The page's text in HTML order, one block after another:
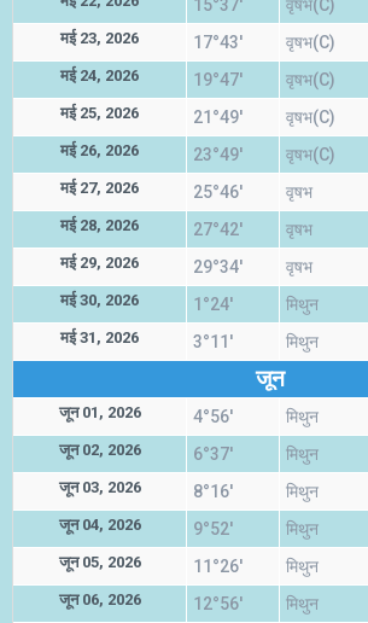
15°37' वृषभ(C)
मई 23, 2026 17°43' वृषभ(C)
मई 24, 2026 19°47' वृषभ(C)
मई 25, 2026 21°49' वृषभ(C)
मई 26, 2026 23°49' वृषभ(C)
मई 27, 2026 25°46' वृषभ
मई 28, 2026 27°42' वृषभ
मई 29, 2026 29°34' वृषभ
मई 30, 2026 1°24' मिथुन
मई 31, 2026 3°11' मिथुन
जून
जून 01, 2026 4°56' मिथुन
जून 02, 2026 6°37' मिथुन
जून 03, 2026 8°16' मिथुन
जून 04, 2026 9°52' मिथुन
जून 05, 2026 11°26' मिथुन
जून 06, 2026 12°56' मिथुन